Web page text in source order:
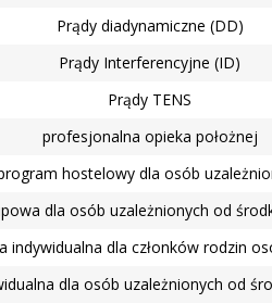
Prądy diadynamiczne (DD)
Prądy Interferencyjne (ID)
Prądy TENS
profesjonalna opieka położnej
hostelowy dla osób
dla osób uzależnionych od
indywidualna dla członków rodzin
dla osób uzależnionych od